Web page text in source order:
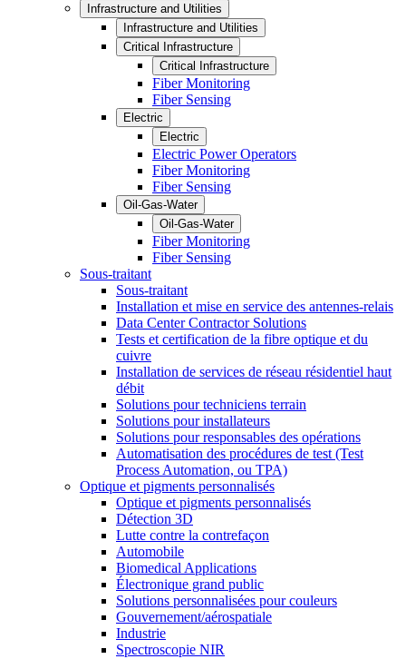
Infrastructure and Utilities
Infrastructure and Utilities
Critical Infrastructure
Critical Infrastructure
Fiber Monitoring
Fiber Sensing
Electric
Electric
Electric Power Operators
Fiber Monitoring
Fiber Sensing
Oil-Gas-Water
Oil-Gas-Water
Fiber Monitoring
Fiber Sensing
Sous-traitant
Sous-traitant
Installation et mise en service des antennes-relais
Data Center Contractor Solutions
Tests et certification de la fibre optique et du
cuivre
Installation de services de réseau résidentiel haut
débit
Solutions pour techniciens terrain
Solutions pour installateurs
Solutions pour responsables des opérations
Automatisation des procédures de test (Test
Process Automation, ou TPA)
Optique et pigments personnalisés
Optique et pigments personnalisés
Détection 3D
Lutte contre la contrefaçon
Automobile
Biomedical Applications
Électronique grand public
Solutions personnalisées pour couleurs
Gouvernement/aérospatiale
Industrie
Spectroscopie NIR